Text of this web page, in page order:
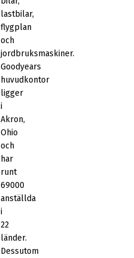
lastbilar,
flygplan
och
jordbruksmaskiner.
Goodyears
huvudkontor
ligger
i
Akron,
Ohio
och
har
runt
69000
anställda
i
22
länder.
Dessutom